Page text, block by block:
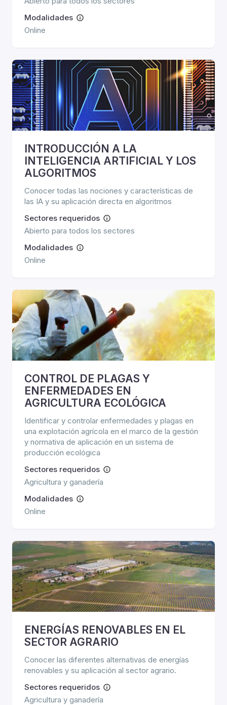
Modalidades
Online
INTRODUCCIÓN A LA
INTELIGENCIA ARTIFICIAL Y LOS
ALGORITMOS
Conocer todas las nociones y características de
las IA y su aplicación directa en algoritmos
Sectores requeridos
Abierto para todos los sectores
Modalidades
Online
CONTROL DE PLAGAS Y
ENFERMEDADES EN
AGRICULTURA ECOLÓGICA
Identificar y controlar enfermedades y plagas en
una explotación agrícola en el marco de la gestión
y normativa de aplicación en un sistema de
producción ecológica
Sectores requeridos
Agricultura y ganadería
Modalidades
Online
ENERGÍAS RENOVABLES EN EL
SECTOR AGRARIO
Conocer las diferentes alternativas de energías
renovables y su aplicación al sector agrario.
Sectores requeridos
Agricultura y ganadería